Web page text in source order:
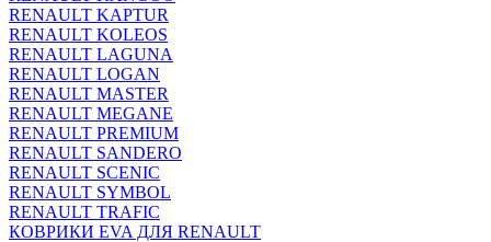
RENAULT KAPTUR
RENAULT KOLEOS
RENAULT LAGUNA
RENAULT LOGAN
RENAULT MASTER
RENAULT MEGANE
RENAULT PREMIUM
RENAULT SANDERO
RENAULT SCENIC
RENAULT SYMBOL
RENAULT TRAFIC
КОВРИКИ EVA ДЛЯ RENAULT